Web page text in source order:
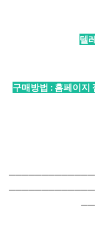
텔
구매방법 : 홈페이지